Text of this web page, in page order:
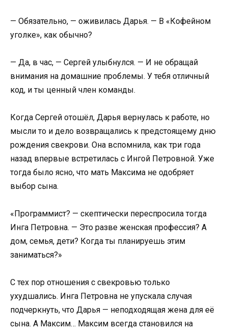
— Обязательно, — оживилась Дарья. — В «Кофейном
уголке», как обычно?
— Да, в час, — Сергей улыбнулся. — И не обращай
внимания на домашние проблемы. У тебя отличный
код, и ты ценный член команды.
Когда Сергей отошёл, Дарья вернулась к работе, но
мысли то и дело возвращались к предстоящему дню
рождения свекрови. Она вспомнила, как три года
назад впервые встретилась с Ингой Петровной. Уже
тогда было ясно, что мать Максима не одобряет
выбор сына.
«Программист? — скептически переспросила тогда
Инга Петровна. — Это разве женская профессия? А
дом, семья, дети? Когда ты планируешь этим
заниматься?»
С тех пор отношения с свекровью только
ухудшались. Инга Петровна не упускала случая
подчеркнуть, что Дарья — неподходящая жена для её
сына. А Максим… Максим всегда становился на